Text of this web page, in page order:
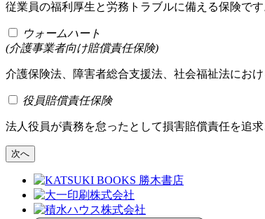
従業員の福利厚生と労務トラブルに備える保険です
ウォームハート
(介護事業者向け賠償責任保険)
介護保険法、障害者総合支援法、社会福祉法にお
役員賠償責任保険
法人役員が責務を怠ったとして損害賠償責任を追求